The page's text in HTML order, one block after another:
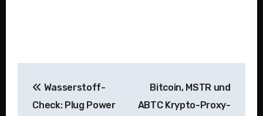
Wasserstoff-
Check: Plug Power
Bitcoin, MSTR und
ABTC Krypto-Proxy-